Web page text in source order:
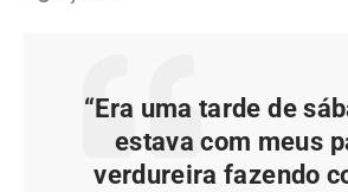
“Era uma tarde de
estava com meus
verdureira fazendo